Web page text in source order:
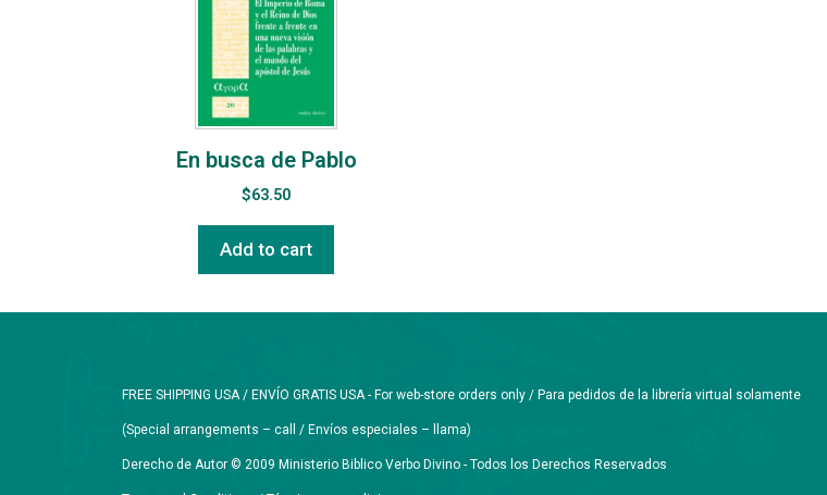
En busca de Pablo
$63.50
Add to cart
FREE SHIPPING USA / ENVÍO GRATIS USA - For web-store orders only / Para pedidos de la librería virtual solamente
(Special arrangements – call / Envíos especiales – llama)
Derecho de Autor © 2009 Ministerio Biblico Verbo Divino - Todos los Derechos Reservados